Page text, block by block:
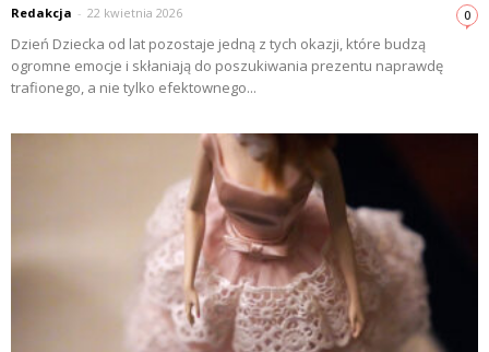
Redakcja - 22 kwietnia 2026 0
Dzień Dziecka od lat pozostaje jedną z tych okazji, które budzą
ogromne emocje i skłaniają do poszukiwania prezentu naprawdę
trafionego, a nie tylko efektownego...